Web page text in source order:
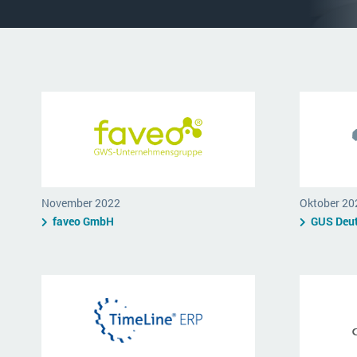
November 2022
faveo GmbH
Oktober
GUS